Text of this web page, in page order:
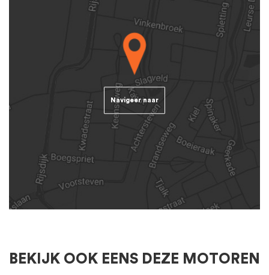
Navigeer naar
BEKIJK OOK EENS DEZE MOTOREN